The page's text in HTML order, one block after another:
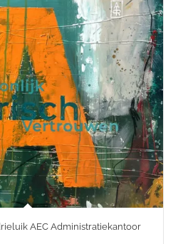
AEC Administratiekantoor